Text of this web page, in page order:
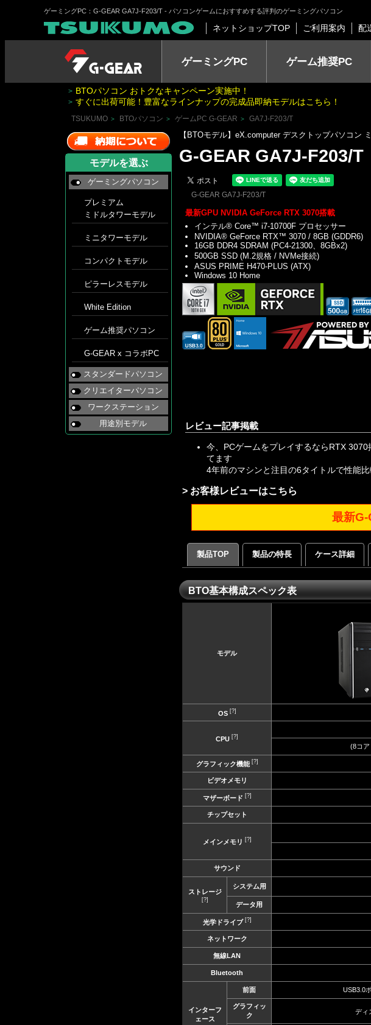
ゲーミングPC：G-GEAR GA7J-F203/T - パソコンゲームにおすすめする評判のゲーミングパソコン
ネットショップTOP ご利用案内 配
ゲーミングPC ゲーム推奨PC
> BTOパソコン おトクなキャンペーン実施中！
> すぐに出荷可能！豊富なラインナップの完成品即納モデルはこちら！
TSUKUMO > BTOパソコン > ゲームPC G-GEAR > GA7J-F203/T
【BTOモデル】eX.computer デスクトップパソコン
G-GEAR GA7J-F203/T
G-GEAR GA7J-F203/T
最新GPU NVIDIA GeForce RTX 3070搭載
インテル® Core™ i7-10700F プロセッサー
NVIDIA® GeForce RTX™ 3070 / 8GB (GDDR6)
16GB DDR4 SDRAM (PC4-21300、8GBx2)
500GB SSD (M.2規格 / NVMe接続)
ASUS PRIME H470-PLUS (ATX)
Windows 10 Home
レビュー記事掲載
今、PCゲームをプレイするならRTX
てます
4年前のマシンと注目の6タイトルで性能
> お客様レビューはこちら
最新G-
製品TOP 製品の特長 ケース詳細
BTO基本構成スペック表
モデル
OS[?]
CPU [?]
(8コア
グラフィック機能[?]
ビデオメモリ
マザーボード [?]
チップセット
メインメモリ [?]
サウンド
ストレージ
[?]
システム用
データ用
光学ドライブ[?]
ネットワーク
無線LAN
Bluetooth
インターフ
ェース
前面 USB3.0
グラフィッ
ク
ディ
モデルを選ぶ
ゲーミングパソコン
プレミアム
ミドルタワーモデル
ミニタワーモデル
コンパクトモデル
ピラーレスモデル
White Edition
ゲーム推奨パソコン
G-GEAR x コラボPC
スタンダードパソコン
クリエイターパソコン
ワークステーション
用途別モデル